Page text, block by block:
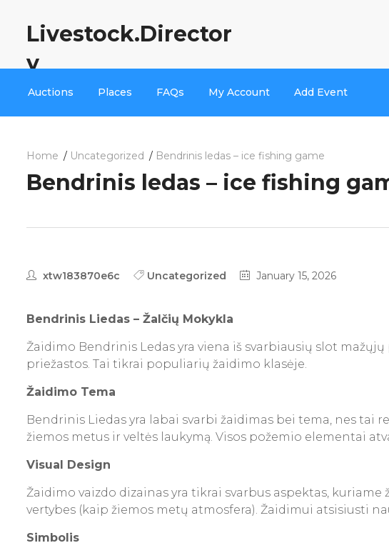
Livestock.Director
y
Auctions Places FAQs My Account Add Event
Home Uncategorized Bendrinis ledas – ice fishing game
Bendrinis ledas – ice fishing
xtw183870e6c Uncategorized January 15, 2026
Bendrinis Liedas – Žalčių Mokykla
Žaidimo Bendrinis Ledas yra viena iš svarbiausių slot
priežastos. Tai tikrai populiarių žaidimo klasėje.
Žaidimo Tema
Bendrinis Liedas yra labai svarbi žaidimas bei tema, nes
žiemos metus ir veltės laukymą. Visos požemio elementai
Visual Design
Žaidimo vaizdo dizainas yra tikrai svarbus aspektas,
vertybes (kaip žiemos metų atmosfera). Žaidimui atsisiusti
Simbolis